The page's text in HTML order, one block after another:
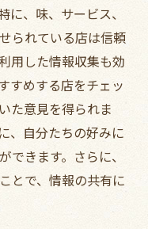
に、味、サービス、
られている店は信頼
用した情報収集も効
すめする店をチェッ
た意見を得られま
、自分たちの好みに
きます。さらに、
とで、情報の共有に